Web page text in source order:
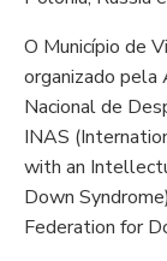
O Município de
organizado
Nacional de
INAS
with an
Down
Federation for